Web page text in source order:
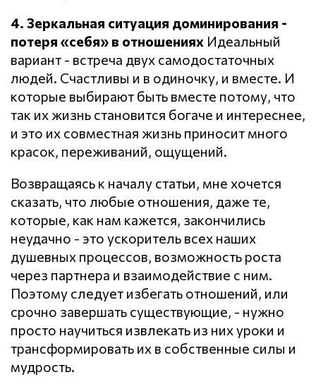
4. Зеркальная ситуация доминирования -
потеря «себя» в отношениях Идеальный
вариант - встреча двух самодостаточных
людей. Счастливы и в одиночку, и вместе. И
которые выбирают быть вместе потому, что
так их жизнь становится богаче и интереснее,
и это их совместная жизнь приносит много
красок, переживаний, ощущений.
Возвращаясь к началу статьи, мне хочется
сказать, что любые отношения, даже те,
которые, как нам кажется, закончились
неудачно - это ускоритель всех наших
душевных процессов, возможность роста
через партнера и взаимодействие с ним.
Поэтому следует избегать отношений, или
срочно завершать существующие, - нужно
просто научиться извлекать из них уроки и
трансформировать их в собственные силы и
мудрость.